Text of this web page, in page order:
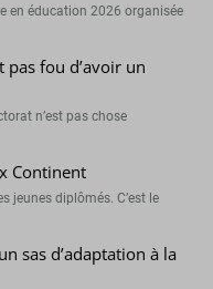
en éducation 2026 organisée
pas fou d’avoir un
n’est pas chose
Continent
jeunes diplômés. C’est le
sas d’adaptation à la